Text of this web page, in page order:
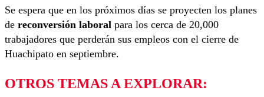
Se espera que en los próximos días se proyecten los planes
de reconversión laboral para los cerca de 20,000
trabajadores que perderán sus empleos con el cierre de
Huachipato en septiembre.
OTROS TEMAS A EXPLORAR: